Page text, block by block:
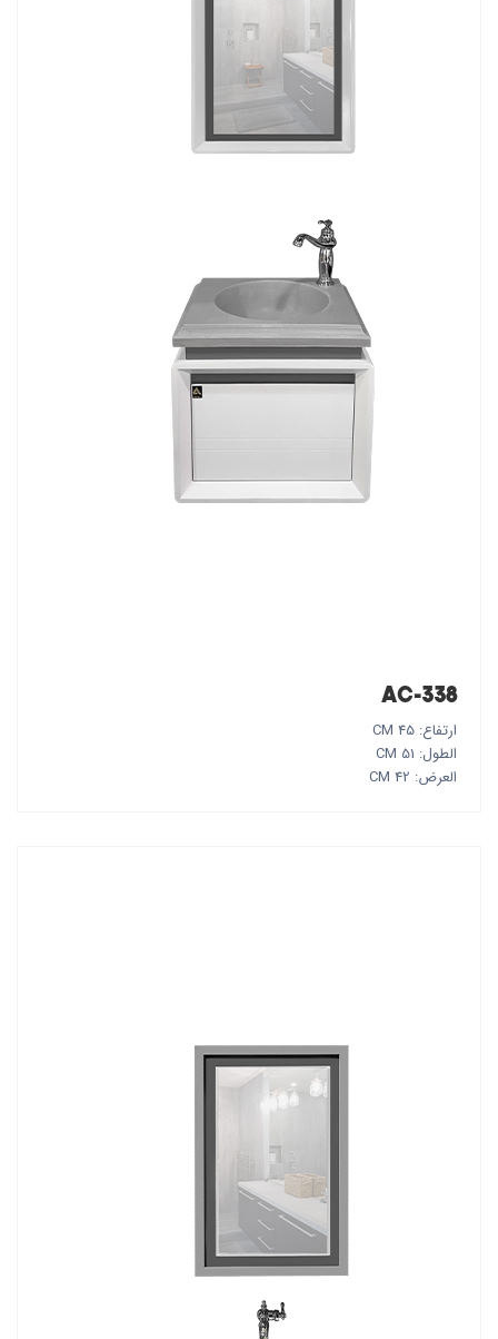
AC-338
ارتفاع: 45 CM
الطول: 51 CM
العرض: 42 CM